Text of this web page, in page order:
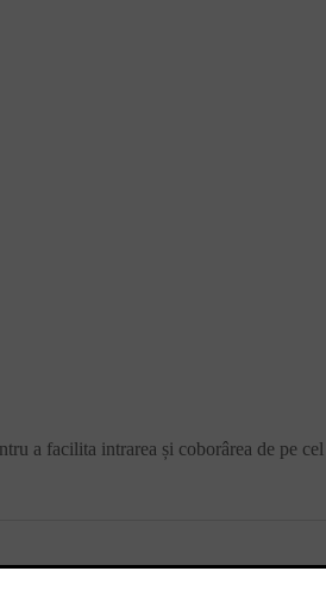
a facilita intrarea și coborârea de pe